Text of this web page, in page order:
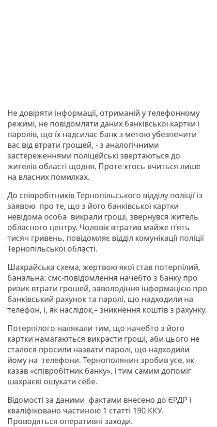
Не довіряти інформації, отриманій у телефонному
режимі, не повідомляти даних банківської картки і
паролів, що їх надсилає банк з метою убезпечити
вас від втрати грошей, - з аналогічними
застереженнями поліцейські звертаються до
жителів області щодня. Проте хтось вчиться лише
на власних помилках.
До співробітників Тернопільського відділу поліції із
заявою про те, що з його банківської картки
невідома особа викрали гроші, звернувся житель
обласного центру. Чоловік втратив майже п’ять
тисяч гривень, повідомляє відділ комунікації поліції
Тернопільської області.
Шахрайська схема, жертвою якої став потерпілий,
банальна: смс-повідомлення начебто з банку про
ризик втрати грошей, заволодіння інформацією про
банківський рахунок та паролі, що надходили на
телефон, і, як наслідок,– зникнення коштів з рахунку.
Потерпілого налякали тим, що начебто з його
картки намагаються викрасти гроші, аби цього не
сталося просили назвати паролі, що надходили
йому на телефони. Тернополянин зробив усе, як
казав «співробітник банку», і тим самим допоміг
шахраєві ошукати себе.
Відомості за даними фактами внесено до ЄРДР і
кваліфіковано частиною 1 статті 190 ККУ.
Проводяться оперативні заходи.